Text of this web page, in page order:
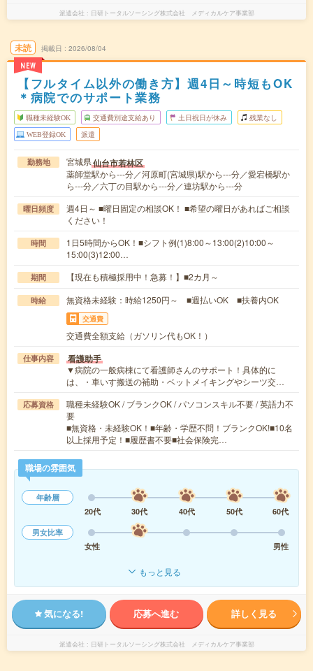
派遣会社 日研トータルソーシング株式会社 メディカルケア事業部
未読
NEW
掲載日 2026/08/04
【フルタイム以外の働き方】週4日～時短もOK
＊病院でのサポート業務
職種未経験OK 交通費別途支給あり 土日祝日が休み 残業なし
WEB登録OK 派遣
勤務地 宮城県仙台市若林区
薬師堂駅から---分／河原町(宮城県)駅から---分／愛宕橋駅か
ら---分／六丁の目駅から---分／連坊駅から---分
曜日頻度
週4日～ ■曜日固定の相談OK！ ■希望の曜日があればご相談
ください！
時間
1日5時間からOK！■シフト例(1)8:00～13:00(2)10:00～
15:00(3)12:00…
期間 【現在も積極採用中！急募！】■2カ月～
時給 無資格未経験：時給1250円～ ■週払いOK ■扶養内OK
交通費
交通費全額支給（ガソリン代もOK！）
仕事内容 看護助手
▼病院の一般病棟にて看護師さんのサポート！具体的に
は、・車いす搬送の補助・ベットメイキングやシーツ交…
応募資格
職種未経験OK / ブランクOK / パソコンスキル不要 / 英語力不
要
■無資格・未経験OK！■年齢・学歴不問！ブランクOK!■10名
以上採用予定！■履歴書不要■社会保険完…
職場の雰囲気
年齢層
20代
30代 40代 50代
60代
男女比率
女性
男性
もっと見る
気になる! 応募へ進む 詳しく見る
派遣会社 日研トータルソーシング株式会社 メディカルケア事業部